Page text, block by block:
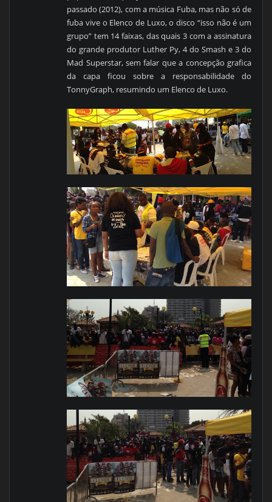
passado (2012), com a música Fuba, mas não só de
fuba vive o Elenco de Luxo, o disco “isso não é um
grupo” tem 14 faixas, das quais 3 com a assinatura
do grande produtor Luther Py, 4 do Smash e 3 do
Mad Superstar, sem falar que a concepção grafica
da capa ficou sobre a responsabilidade do
TonnyGraph, resumindo um Elenco de Luxo.